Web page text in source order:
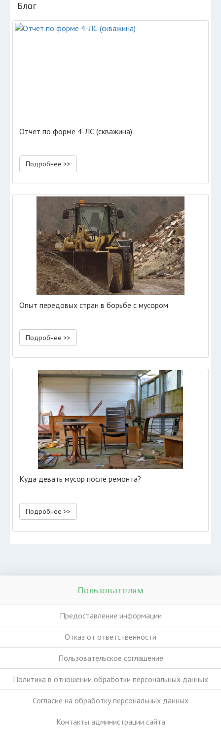
Блог
Отчет по форме 4-ЛС (скважина)
Подробнее >>
Опыт передовых стран в борьбе с мусором
Подробнее >>
Куда девать мусор после ремонта?
Подробнее >>
Пользователям
Предоставление информации
Отказ от ответственности
Пользовательское соглашение
Политика в отношении обработки персональных данных
Согласие на обработку персональных данных
Контакты администрации сайта